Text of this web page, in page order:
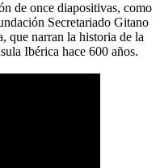
de once diapositivas, como
Secretariado Gitano
que narran la historia de la
Ibérica hace 600 años.